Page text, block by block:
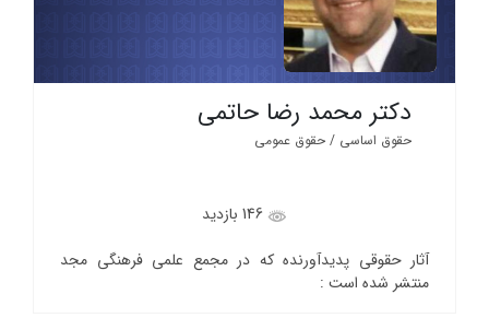
دکتر محمد رضا حاتمی
حقوق اساسی / حقوق عمومی
آثار حقوقی پدیدآورنده که در مجمع علمی فرهنگی مجد
منتشر شده است :